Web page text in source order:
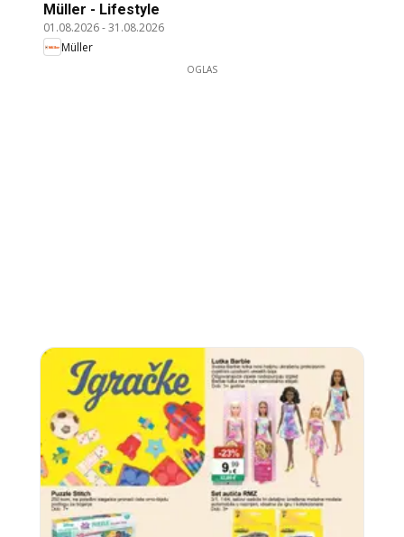
Müller - Lifestyle
01.08.2026-31.08.2026
Müller
OGLAS